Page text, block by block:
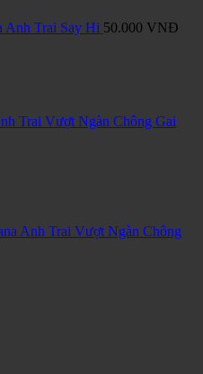
Anh Trai Say Hi 50.000 VNĐ
Trai Vượt Ngàn Chông Gai
Anh Trai Vượt Ngàn Chông